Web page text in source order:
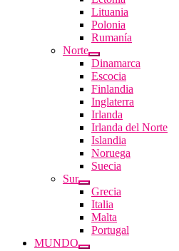
Lituania
Polonia
Rumanía
Norte
Dinamarca
Escocia
Finlandia
Inglaterra
Irlanda
Irlanda del Norte
Islandia
Noruega
Suecia
Sur
Grecia
Italia
Malta
Portugal
MUNDO